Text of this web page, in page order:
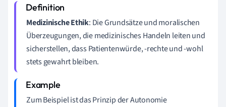
Medizinische Ethik: Die Grundsätze und moralischen
Überzeugungen, die medizinisches Handeln leiten und
sicherstellen, dass Patientenwürde, -rechte und -wohl
stets gewahrt bleiben.
Zum Beispiel ist das Prinzip der Autonomie